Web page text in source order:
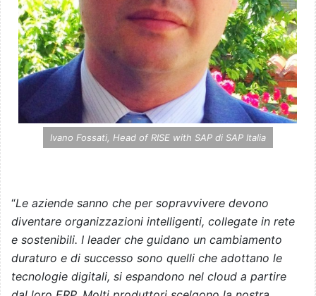
Ivano Fossati, Head of RISE with SAP di SAP Italia
“Le aziende sanno che per sopravvivere devono
diventare organizzazioni intelligenti, collegate in rete
e sostenibili. I leader che guidano un cambiamento
duraturo e di successo sono quelli che adottano le
tecnologie digitali, si espandono nel cloud a partire